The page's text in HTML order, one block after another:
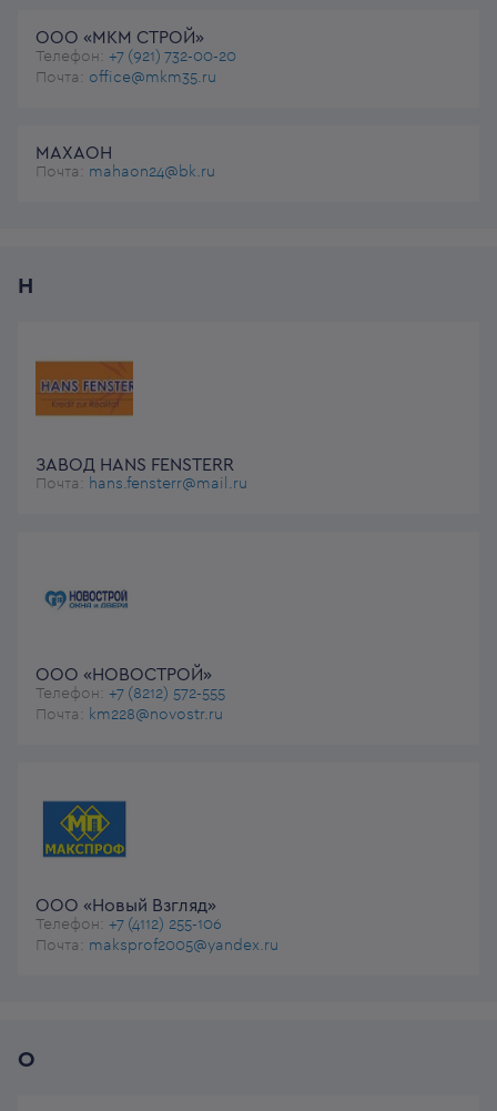
ООО «МКМ СТРОЙ»
Телефон: +7 (921) 732-00-20
Почта: office@mkm35.ru
МАХАОН
Почта: mahaon24@bk.ru
Н
ЗАВОД HANS FENSTERR
Почта: hans.fensterr@mail.ru
ООО «НОВОСТРОЙ»
Телефон: +7 (8212) 572-555
Почта: km228@novostr.ru
ООО «Новый Взгляд»
Телефон: +7 (4112) 255-106
Почта: maksprof2005@yandex.ru
О